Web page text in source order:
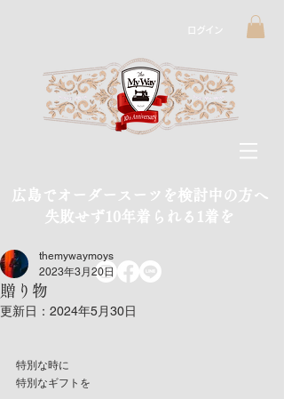
ログイン
広島でオーダースーツを検討中の方へ
​失敗せず10年着られる1着を
贈り物
themywaymoys
2023年3月20日
更新日： 2024年5月30日
特別な時に
特別なギフトを